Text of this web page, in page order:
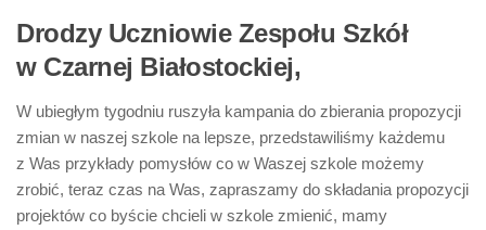
Drodzy Uczniowie Zespołu Szkół
w Czarnej Białostockiej,
W ubiegłym tygodniu ruszyła kampania do zbierania propozycji
zmian w naszej szkole na lepsze, przedstawiliśmy każdemu
z Was przykłady pomysłów co w Waszej szkole możemy
zrobić, teraz czas na Was, zapraszamy do składania propozycji
projektów co byście chcieli w szkole zmienić, mamy